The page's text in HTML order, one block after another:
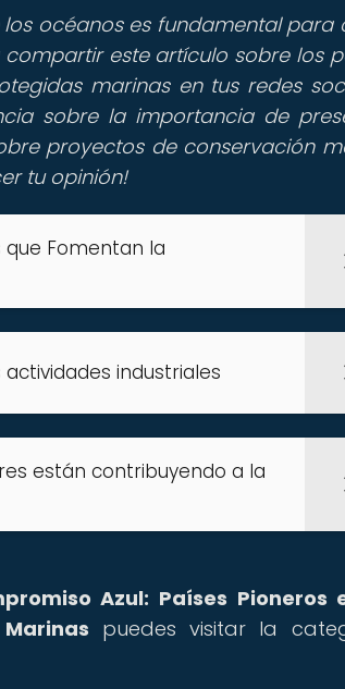
océanos es fundamental para
este artículo sobre los
marinas en tus redes
sobre la importancia de
proyectos de conservación
tu opinión!
que Fomentan la
industriales
están contribuyendo a la
Azul: Países Pioneros
puedes visitar la